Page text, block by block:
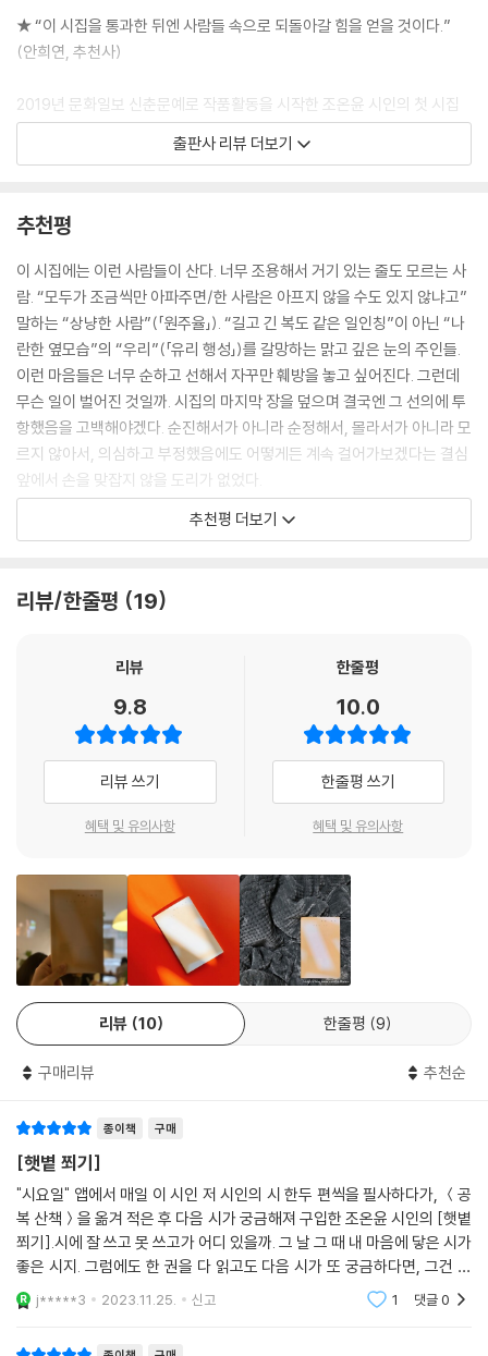
무릎을 감싸고 있는 왼손에게도
식전의 기도는 중요합니다
사교적인 사람들과 식사 자리에 둘러앉아
뙤약볕 같은 외로움을 견디는 것도
--- 「묵시」 중에서
네모난 빛 속에서 나의 오늘은 말라갑니다
혼자서만 휴일을 맞는 내가
가여워 보이지 않았으면 좋겠습니다
이 외로움이 나쁘지만은 않습니다
언젠가는 월요일이 올까요
나는 창세를 기다리는 풍경화입니다
--- 「휴일」 중에서
환한 빛에 관한 일이라면 잘 알 수 있다
눈을 멀게도 하지
빛은 눈을 감게 하지만 손을 더듬어
다른 손을 찾게도 한다
눈을 감아야 볼 수 있는 꿈에서는
그 손이 빛이었구나
그 빛을 잡아보려고 우리는 오래도 헤매었구나
시간은
부서지기 위해 지어지고
지어지기 위해 부서지는 모래성 같았다
그런 마음으로
종점까지 걸었다
잠시 무너지고 나면 끝까지
걸어갈 수 있었다
--- 「콘크리트 산책법」 중에서
슬픔을 정원처럼 가꿀 줄 아는 사람은 주변에 없어
그들의 멋진 텃밭과 저녁마다 피는 웃음을 가진 적 없어
주변을 만들고 있으니까
★ “이 시집을 통과한 뒤엔 사람들 속으로 되돌아갈 힘을 얻을 것이다.”
(안희연, 추천사)
2019년 문화일보 신춘문예로 작품활동을 시작한 조온윤 시인의 첫 시집
『햇볕 쬐기』가 창비시선으로 출간되었다. 삶을 향한 사려 깊은 연민과 꾸
밈없어 더욱 미더운 언어로 온화한 서정의 시 세계를 보여온 시인은 이번
하는 괴로움에 주저앉더라도 우리에게는 서로를 일으켜줄 손이 있음을 끝
까지 기억하려는 시인의 “지극한 선량함”(나희덕, 해설)은 체념과 위악으
로 가파르게 흐르기 쉬운 마음을 단단히 붙든다. 고립이 일상이 된 지금,
『햇볕 쬐기』는 타인의 온기를 잊지 않길 바라는 가장 순하고 정한 진심으
로 내놓은 시집일 것이다.
조온윤의 시는 세상 모든 혼자의 곁에 선다. “혼자가 되어야 외롭지 않은
혼자”(「묵시」)를 이해하고 “누군가 반드시 들어주길 바라며/누구도 필요
없다고 외치는”(「공통점」) 안타까운 목소리를 외면하지 않는다. 언제나
“정확하게 혼자”(「다른 차원에서 만나요」)라는 사실에 누군가 절망할 때,
그 절망은 혼자일 리 없다고 마지막까지 믿은 자의 것임을 일러준다. 순수
하고 정직한 믿음일수록 더 깊고 짙은 절망을 드리운다는 것을 아는 시인
은 “이 외로움이 나쁘지만은 않”(「휴일」)다고 말하는 이의 눈에 어린 물기
혼자를 결코 혼자로 남겨두지 않기 위해, 자기 안에 슬픔을 가둔 이에게 다
음을 비집고 스미는 따스함은 “길고 긴 복도 같은 일인칭을 걷”는 것만 같
던 삶을 순식간에 “나란한 옆모습”(「유리 행성」)과 함께 나아가는 일로 바
꾸어낸다.
우리가 손을 잡고 원을 이룰 때 피어나는 빛
고통의 세계 속에서 발명한 원주의 방식
주할 수 있다. 손은 넘어진 이를 부축하고 떨고 있는 이를 쓰다듬는다. 그리
고 인간이 서로를 연결해 원을 이루고자 할 때 가장 먼저 맞잡게 되는 것이
기도 하다. 원 속에서 “내 왼손을 잡은 사람과/내 오른손을 잡은 사람이 손
을 놓지 않으며/나를 중심으로 만들어줄 때”(「주변인」) 시인은 손이야말
로 인간 안의 한줄기 선량함의 증거이며 교감과 공존의 바탕임을 알게 된
다. 그래서 “시간의 횡포에 무릎 꿇고 권태의 칼날에 찔리면서도”(추천사)
타인을 향해 뻗는 손만큼은 잃지 않으려 노력한다. 손의 윤리에 동참하는
것이 삶을 좀더 견딜 만하게 만들어준다는 사실 또한 알기 때문이다. 그러
고, “죽은 듯이 보내던 인고의 시간”(「콘크리트 산책법」)을 통과해 우리 앞
에 도착한 시인의 손은 이제 “햇볕에 몸과 마음을 내어 말리는 고즈넉한 시
간”(해설)으로 우리를 데려간다.
『햇볕 쬐기』는 한 사람도 놓치지 않고 무사히 고통의 세계를 건너기 위한
조온윤식 방법론이다. “모두가 조금씩만 아파주면/한 사람은 아프지 않을
수도 있지 않냐고” 물으며 “한 사람을 위해 팔을 꺾”어 “포옹”(「원주율」)
의 원을 만드는 사람들을 보여주는 시인은 ‘혼자 살아남기’가 아니라 ‘함께
출판사 리뷰 더보기
추천평
이 시집에는 이런 사람들이 산다. 너무 조용해서 거기 있는 줄도 모르는 사
람. “모두가 조금씩만 아파주면/한 사람은 아프지 않을 수도 있지 않냐고”
말하는 “상냥한 사람”(「원주율」). “길고 긴 복도 같은 일인칭”이 아닌 “나
란한 옆모습”의 “우리”(「유리 행성」)를 갈망하는 맑고 깊은 눈의 주인들.
이런 마음들은 너무 순하고 선해서 자꾸만 훼방을 놓고 싶어진다. 그런데
무슨 일이 벌어진 것일까. 시집의 마지막 장을 덮으며 결국엔 그 선의에 투
항했음을 고백해야겠다. 순진해서가 아니라 순정해서, 몰라서가 아니라 모
르지 않아서, 의심하고 부정했음에도 어떻게든 계속 걸어가보겠다는 결심
앞에서 손을 맞잡지 않을 도리가 없었다.
시집을 읽는 내내 조온윤이 그려낸 세계가 빛과 어둠을 공평하게 품고 있
다고 여겼다. 사실은 어둠이 월등히 큰데 그가 어둠을 빛 쪽으로 악착같이
려”(「귤」)주는 시. 가짜라는 걸 알아도 달다. 시간의 횡포에 무릎 꿇고 권태
얼마나 다행한 일인지. 이 시집을 통과한 뒤엔 사람들 속으로 되돌아갈 힘
마음이 배부르다.
- 안희연 (시인)
추천평 더보기
리뷰/한줄평 19
리뷰
9.8
리뷰 쓰기
혜택 및 유의사항
한줄평
10.0
한줄평 쓰기
혜택 및 유의사항
리뷰 10 한줄평 9
구매리뷰 추천순
종이책 구매
[햇볕 쬐기]
"시요일" 앱에서 매일 이 시인 저 시인의 시 한두 편씩을 필사하다가, ＜공
복 산책＞을 옮겨 적은 후 다음 시가 궁금해져 구입한 조온윤 시인의 [햇볕
쬐기].시에 잘 쓰고 못 쓰고가 어디 있을까. 그 날 그 때 내 마음에 닿은 시가
좋은 시지. 그럼에도 한 권을 다 읽고도 다음 시가 또 궁금하다면, 그건 정
말 나랑 맞는 나에게 좋은 시인. 나희덕 시인의 해설은 또 어떻고.어쨌든 시
를
j*****3 2023.11.25. 신고 1 댓글0